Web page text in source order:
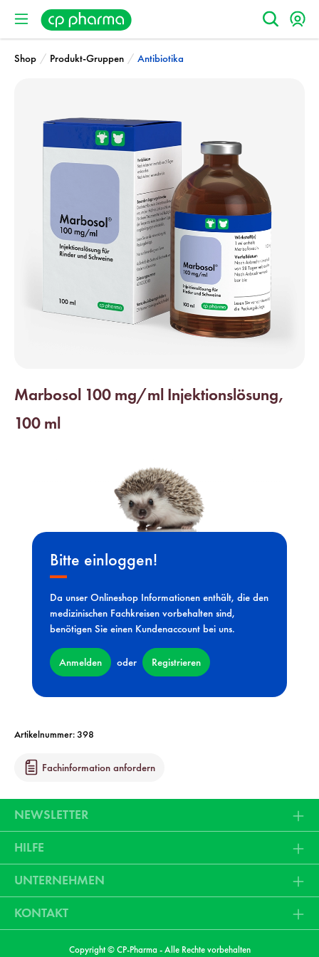
Shop / Produkt-Gruppen / Antibiotika
Marbosol 100 mg/ml Injektionslösung,
100 ml
Bitte einloggen!
Da unser Onlineshop Informationen enthält, die den
medizinischen Fachkreisen vorbehalten sind,
benötigen Sie einen Kundenaccount bei uns.
Anmelden oder Registrieren
Artikelnummer:398
Fachinformation anfordern
NEWSLETTER
HILFE
UNTERNEHMEN
KONTAKT
Copyright © CP-Pharma - Alle Rechte vorbehalten